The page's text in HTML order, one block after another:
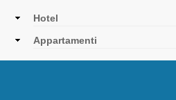
MainHotel
Appartamenti